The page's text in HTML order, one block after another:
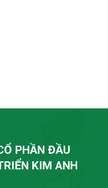
PHẦN ĐẦU
KIM ANH